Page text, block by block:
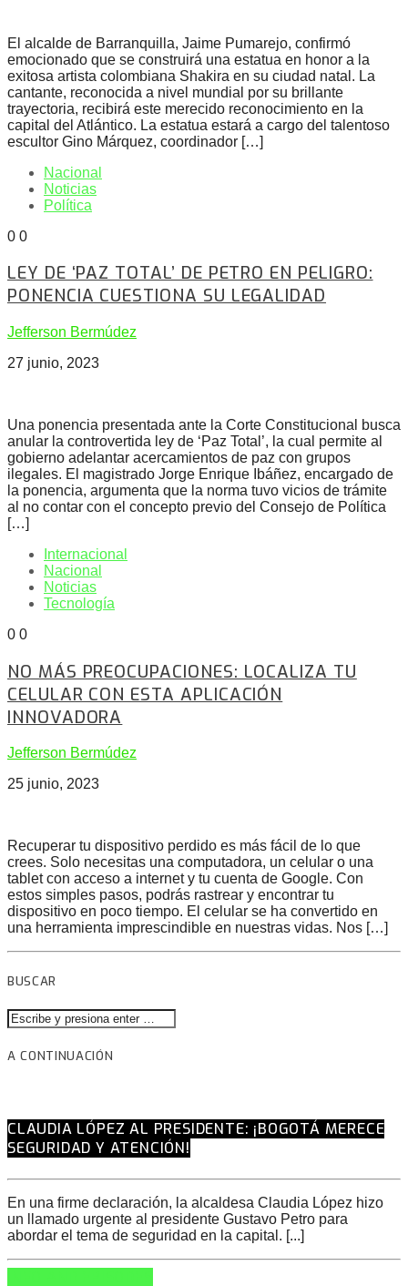
El alcalde de Barranquilla, Jaime Pumarejo, confirmó
emocionado que se construirá una estatua en honor a la
exitosa artista colombiana Shakira en su ciudad natal. La
cantante, reconocida a nivel mundial por su brillante
trayectoria, recibirá este merecido reconocimiento en la
capital del Atlántico. La estatua estará a cargo del talentoso
escultor Gino Márquez, coordinador […]
Nacional
Noticias
Política
0 0
LEY DE ‘PAZ TOTAL’ DE PETRO EN PELIGRO:
PONENCIA CUESTIONA SU LEGALIDAD
Jefferson Bermúdez
27 junio, 2023
Una ponencia presentada ante la Corte Constitucional busca
anular la controvertida ley de ‘Paz Total’, la cual permite al
gobierno adelantar acercamientos de paz con grupos
ilegales. El magistrado Jorge Enrique Ibáñez, encargado de
la ponencia, argumenta que la norma tuvo vicios de trámite
al no contar con el concepto previo del Consejo de Política
[…]
Internacional
Nacional
Noticias
Tecnología
0 0
NO MÁS PREOCUPACIONES: LOCALIZA TU
CELULAR CON ESTA APLICACIÓN
INNOVADORA
Jefferson Bermúdez
25 junio, 2023
Recuperar tu dispositivo perdido es más fácil de lo que
crees. Solo necesitas una computadora, un celular o una
tablet con acceso a internet y tu cuenta de Google. Con
estos simples pasos, podrás rastrear y encontrar tu
dispositivo en poco tiempo. El celular se ha convertido en
una herramienta imprescindible en nuestras vidas. Nos […]
BUSCAR
A CONTINUACIÓN
CLAUDIA LÓPEZ AL PRESIDENTE: ¡BOGOTÁ MERECE
SEGURIDAD Y ATENCIÓN!
En una firme declaración, la alcaldesa Claudia López hizo
un llamado urgente al presidente Gustavo Petro para
abordar el tema de seguridad en la capital. [...]